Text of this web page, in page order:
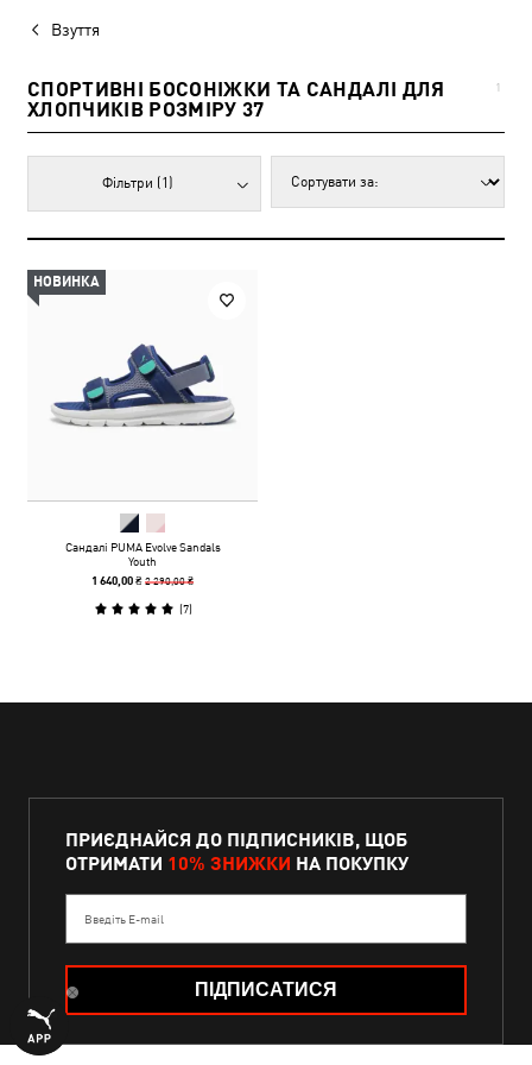
Взуття
СПОРТИВНІ БОСОНІЖКИ ТА САНДАЛІ ДЛЯ
ХЛОПЧИКІВ РОЗМІРУ 37
1
Фільтри (1)
НОВИНКА
Сандалі PUMA Evolve Sandals
Youth
1 640,00 ₴2 290,00 ₴
(7)
ПРИЄДНАЙСЯ ДО ПІДПИСНИКІВ, ЩОБ
ОТРИМАТИ 10% ЗНИЖКИ НА ПОКУПКУ
Введіть E-mail
ПІДПИСАТИСЯ